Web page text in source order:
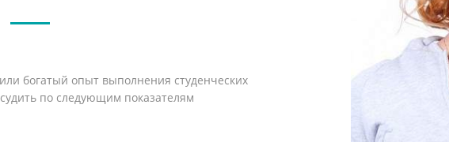
богатый опыт выполнения студенческих
по следующим показателям